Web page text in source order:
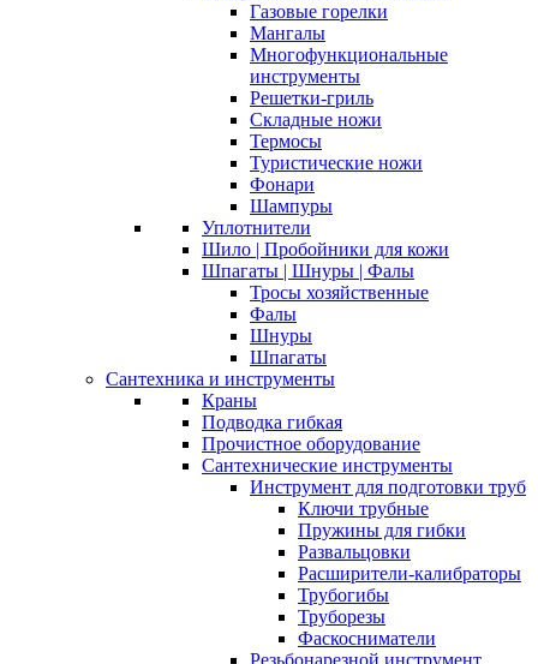
Газовые горелки
Мангалы
Многофункциональные
инструменты
Решетки-гриль
Складные ножи
Термосы
Туристические ножи
Фонари
Шампуры
Уплотнители
Шило | Пробойники для кожи
Шпагаты | Шнуры | Фалы
Тросы хозяйственные
Фалы
Шнуры
Шпагаты
Сантехника и инструменты
Краны
Подводка гибкая
Прочистное оборудование
Сантехнические инструменты
Инструмент для подготовки труб
Ключи трубные
Пружины для гибки
Развальцовки
Расширители-калибраторы
Трубогибы
Труборезы
Фаскосниматели
Резьбонарезной инструмент